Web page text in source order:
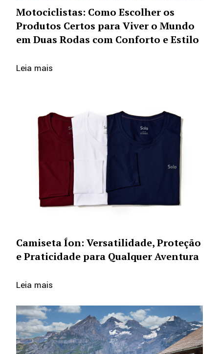
Motociclistas: Como Escolher os
Produtos Certos para Viver o Mundo
em Duas Rodas com Conforto e Estilo
Leia mais
Camiseta Íon: Versatilidade, Proteção
e Praticidade para Qualquer Aventura
Leia mais